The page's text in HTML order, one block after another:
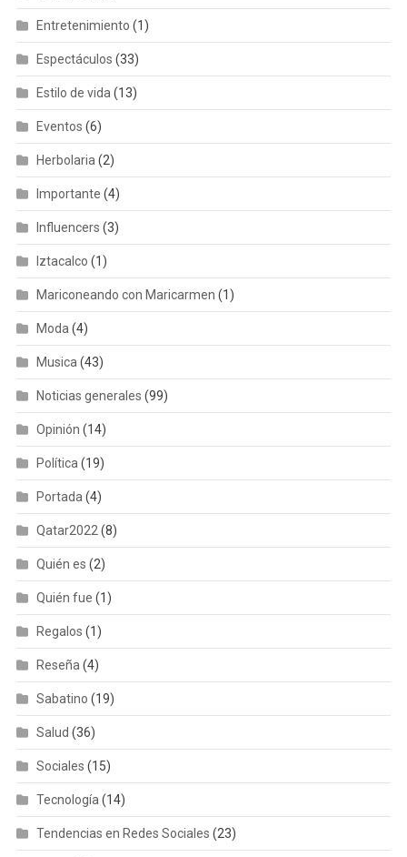
Entretenimiento (1)
Espectáculos (33)
Estilo de vida (13)
Eventos (6)
Herbolaria (2)
Importante (4)
Influencers (3)
Iztacalco (1)
Mariconeando con Maricarmen (1)
Moda (4)
Musica (43)
Noticias generales (99)
Opinión (14)
Política (19)
Portada (4)
Qatar2022 (8)
Quién es (2)
Quién fue (1)
Regalos (1)
Reseña (4)
Sabatino (19)
Salud (36)
Sociales (15)
Tecnología (14)
Tendencias en Redes Sociales (23)